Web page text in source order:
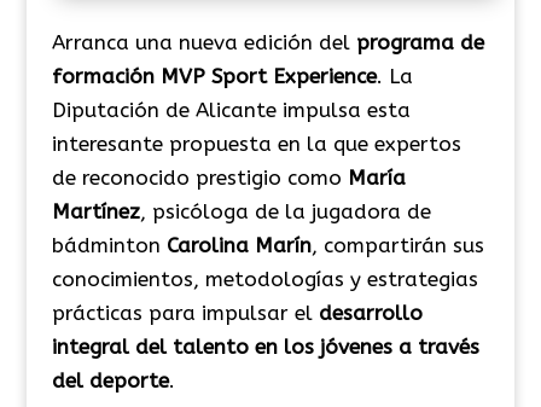
Arranca una nueva edición del programa de
formación MVP Sport Experience. La
Diputación de Alicante impulsa esta
interesante propuesta en la que expertos
de reconocido prestigio como María
Martínez, psicóloga de la jugadora de
bádminton Carolina Marín, compartirán sus
conocimientos, metodologías y estrategias
prácticas para impulsar el desarrollo
integral del talento en los jóvenes a través
del deporte.